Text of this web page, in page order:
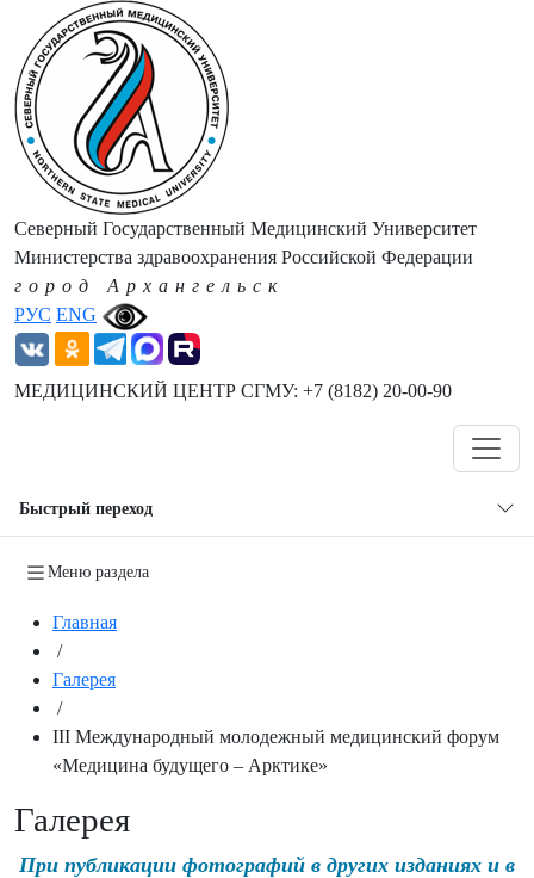
РУС ENG
Северный Государственный Медицинский Университет
Министерства здравоохранения Российской Федерации
город Архангельск
МЕДИЦИНСКИЙ ЦЕНТР СГМУ: +7 (8182) 20-00-90
Быстрый переход
Меню раздела
Главная
/
Галерея
/
III Международный молодежный медицинский форум
«Медицина будущего – Арктике»
Галерея
При публикации фотографий в других изданиях и в